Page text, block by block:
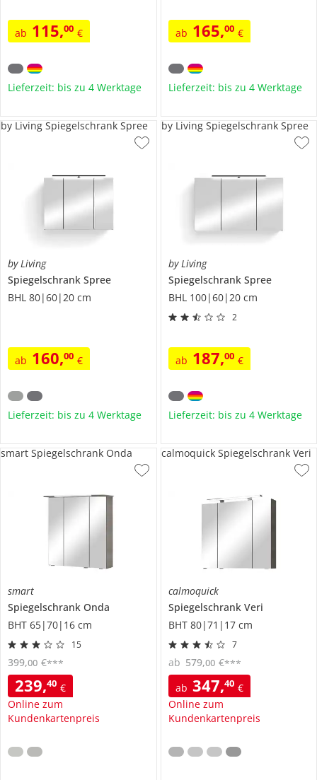
ab 115,00 €
Lieferzeit: bis zu 4 Werktage
ab 165,00 €
Lieferzeit: bis zu 4 Werktage
by Living
Spiegelschrank Spree
BHL 80|60|20 cm
ab 160,00 €
by Living Spiegelschrank Spree
Lieferzeit: bis zu 4 Werktage
by Living
Spiegelschrank Spree
BHL 100|60|20 cm
2
ab 187,00 €
by Living Spiegelschrank Spree
Lieferzeit: bis zu 4 Werktage
smart
Spiegelschrank Onda
BHT 65|70|16 cm
15
239,40 €
Online zum
Kundenkartenpreis
399,00 €***
smart Spiegelschrank Onda
calmoquick
Spiegelschrank Veri
BHT 80|71|17 cm
7
ab 347,40 €
Online zum
Kundenkartenpreis
ab 579,00 €***
calmoquick Spiegelschrank Veri